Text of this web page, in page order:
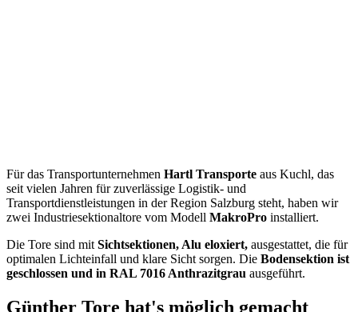
Für das Transportunternehmen Hartl Transporte aus Kuchl, das
seit vielen Jahren für zuverlässige Logistik- und
Transportdienstleistungen in der Region Salzburg steht, haben wir
zwei Industriesektionaltore vom Modell MakroPro installiert.
Die Tore sind mit Sichtsektionen, Alu eloxiert, ausgestattet, die für
optimalen Lichteinfall und klare Sicht sorgen. Die Bodensektion ist
geschlossen und in RAL 7016 Anthrazitgrau ausgeführt.
Günther Tore hat's möglich gemacht